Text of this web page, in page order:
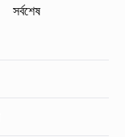
সর্বশেষ